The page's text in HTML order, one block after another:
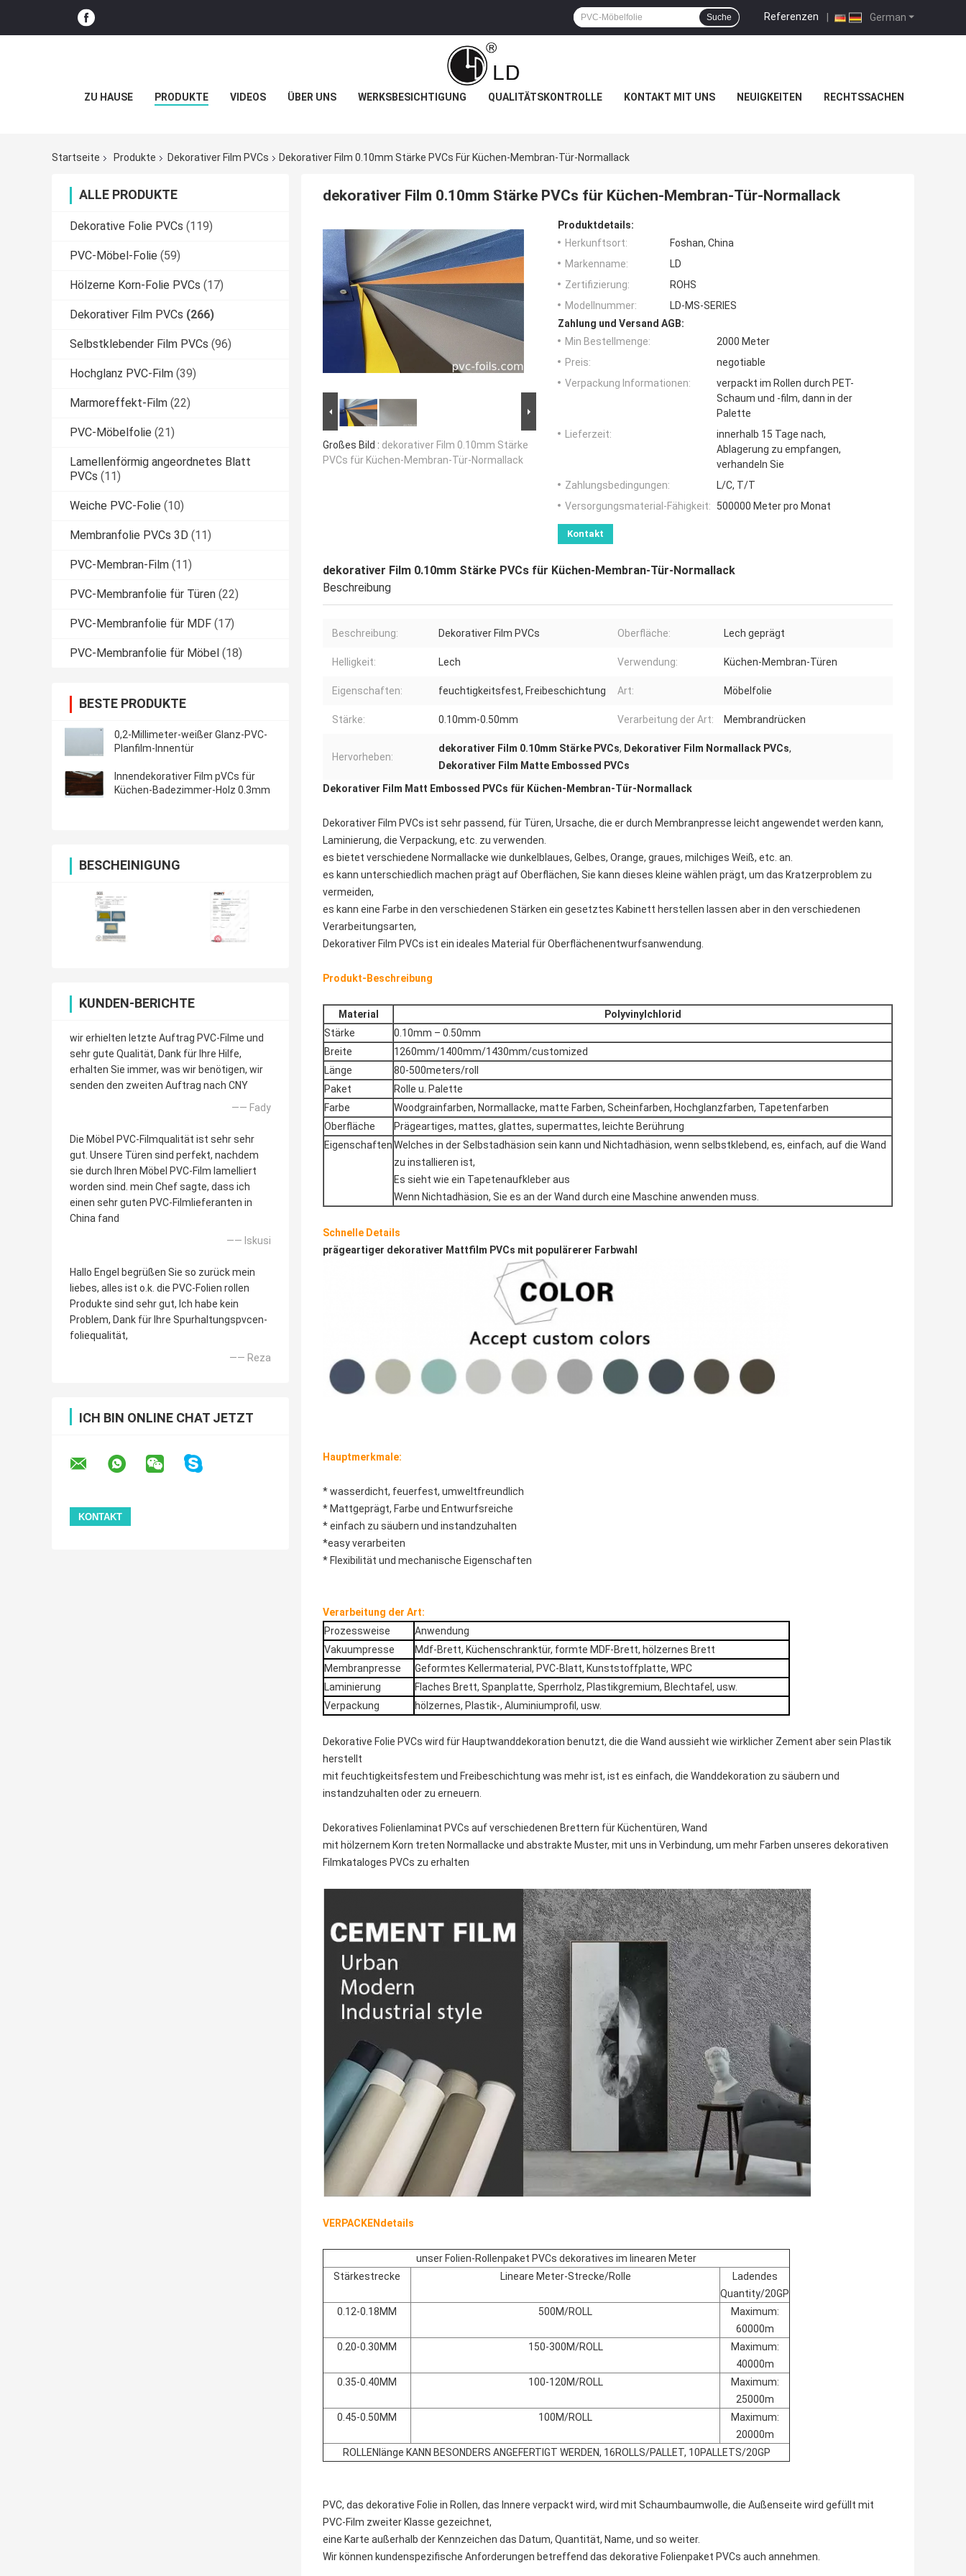
German
Referenzen |
Suche
ZU HAUSE PRODUKTE VIDEOS ÜBER UNS WERKSBESICHTIGUNG QUALITÄTSKONTROLLE KONTAKT MIT UNS NEUIGKEITEN RECHTSSACHEN
Startseite Produkte Dekorativer Film PVCs Dekorativer Film 0.10mm Stärke PVCs Für Küchen-Membran-Tür-Normallack
ALLE PRODUKTE
Dekorative Folie PVCs (119)
PVC-Möbel-Folie (59)
Hölzerne Korn-Folie PVCs (17)
Dekorativer Film PVCs (266)
Selbstklebender Film PVCs (96)
Hochglanz PVC-Film (39)
Marmoreffekt-Film (22)
PVC-Möbelfolie (21)
Lamellenförmig angeordnetes Blatt
PVCs (11)
Weiche PVC-Folie (10)
Membranfolie PVCs 3D (11)
PVC-Membran-Film (11)
PVC-Membranfolie für Türen (22)
PVC-Membranfolie für MDF (17)
PVC-Membranfolie für Möbel (18)
BESTE PRODUKTE
0,2-Millimeter-weißer Glanz-PVC-
Planfilm-Innentür
Innendekorativer Film pVCs für
Küchen-Badezimmer-Holz 0.3mm
BESCHEINIGUNG
KUNDEN-BERICHTE
wir erhielten letzte Auftrag PVC-Filme und
sehr gute Qualität, Dank für Ihre Hilfe,
erhalten Sie immer, was wir benötigen, wir
senden den zweiten Auftrag nach CNY
—— Fady
Die Möbel PVC-Filmqualität ist sehr sehr
gut. Unsere Türen sind perfekt, nachdem
sie durch Ihren Möbel PVC-Film lamelliert
worden sind. mein Chef sagte, dass ich
einen sehr guten PVC-Filmlieferanten in
China fand
—— Iskusi
Hallo Engel begrüßen Sie so zurück mein
liebes, alles ist o.k. die PVC-Folien rollen
Produkte sind sehr gut, Ich habe kein
Problem, Dank für Ihre Spurhaltungspvcen-
foliequalität,
—— Reza
ICH BIN ONLINE CHAT JETZT
dekorativer Film 0.10mm Stärke PVCs für Küchen-Membran-Tür-Normallack
Großes Bild : dekorativer Film 0.10mm Stärke
PVCs für Küchen-Membran-Tür-Normallack
Produktdetails:
Herkunftsort:
Foshan, China
Markenname:
LD
Zertifizierung:
ROHS
Modellnummer:
LD-MS-SERIES
Zahlung und Versand AGB:
Min Bestellmenge:
2000 Meter
Preis:
negotiable
Verpackung Informationen:
verpackt im Rollen durch PET-
Schaum und -film, dann in der
Palette
Lieferzeit:
innerhalb 15 Tage nach,
Ablagerung zu empfangen,
verhandeln Sie
Zahlungsbedingungen:
L/C, T/T
Versorgungsmaterial-Fähigkeit:
500000 Meter pro Monat
Kontakt
dekorativer Film 0.10mm Stärke PVCs für Küchen-Membran-Tür-Normallack
Beschreibung
Beschreibung: Dekorativer Film PVCs Oberfläche: Lech geprägt
Helligkeit: Lech Verwendung: Küchen-Membran-Türen
Eigenschaften: feuchtigkeitsfest, Freibeschichtung Art: Möbelfolie
Stärke: 0.10mm-0.50mm Verarbeitung der Art: Membrandrücken
Hervorheben:
dekorativer Film 0.10mm Stärke PVCs, Dekorativer Film Normallack PVCs,
Dekorativer Film Matte Embossed PVCs
Dekorativer Film Matt Embossed PVCs für Küchen-Membran-Tür-Normallack
Dekorativer Film PVCs ist sehr passend, für Türen, Ursache, die er durch Membranpresse leicht angewendet werden kann,
Laminierung, die Verpackung, etc. zu verwenden.
es bietet verschiedene Normallacke wie dunkelblaues, Gelbes, Orange, graues, milchiges Weiß, etc. an.
es kann unterschiedlich machen prägt auf Oberflächen, Sie kann dieses kleine wählen prägt, um das Kratzerproblem zu
vermeiden,
es kann eine Farbe in den verschiedenen Stärken ein gesetztes Kabinett herstellen lassen aber in den verschiedenen
Verarbeitungsarten,
Dekorativer Film PVCs ist ein ideales Material für Oberflächenentwurfsanwendung.
Produkt-Beschreibung
Material
Polyvinylchlorid
Stärke
0.10mm – 0.50mm
Breite
1260mm/1400mm/1430mm/customized
Länge
80-500meters/roll
Paket
Rolle u. Palette
Farbe
Woodgrainfarben, Normallacke, matte Farben, Scheinfarben, Hochglanzfarben, Tapetenfarben
Oberfläche
Prägeartiges, mattes, glattes, supermattes, leichte Berührung
EigenschaftenWelches in der Selbstadhäsion sein kann und Nichtadhäsion, wenn selbstklebend, es, einfach, auf die Wand
zu installieren ist,
Es sieht wie ein Tapetenaufkleber aus
Wenn Nichtadhäsion, Sie es an der Wand durch eine Maschine anwenden muss.
Schnelle Details
prägeartiger dekorativer Mattfilm PVCs mit populärerer Farbwahl
Hauptmerkmale:
* wasserdicht, feuerfest, umweltfreundlich
* Mattgeprägt, Farbe und Entwurfsreiche
* einfach zu säubern und instandzuhalten
*easy verarbeiten
* Flexibilität und mechanische Eigenschaften
Verarbeitung der Art:
Prozessweise
Anwendung
Vakuumpresse
Mdf-Brett, Küchenschranktür, formte MDF-Brett, hölzernes Brett
Membranpresse
Geformtes Kellermaterial, PVC-Blatt, Kunststoffplatte, WPC
Laminierung
Flaches Brett, Spanplatte, Sperrholz, Plastikgremium, Blechtafel, usw.
Verpackung
hölzernes, Plastik-, Aluminiumprofil, usw.
Dekorative Folie PVCs wird für Hauptwanddekoration benutzt, die die Wand aussieht wie wirklicher Zement aber sein Plastik
herstellt
mit feuchtigkeitsfestem und Freibeschichtung was mehr ist, ist es einfach, die Wanddekoration zu säubern und
instandzuhalten oder zu erneuern.
Dekoratives Folienlaminat PVCs auf verschiedenen Brettern für Küchentüren, Wand
mit hölzernem Korn treten Normallacke und abstrakte Muster, mit uns in Verbindung, um mehr Farben unseres dekorativen
Filmkataloges PVCs zu erhalten
VERPACKENdetails
unser Folien-Rollenpaket PVCs dekoratives im linearen Meter
Stärkestrecke
Lineare Meter-Strecke/Rolle
Ladendes
Quantity/20GP
0.12-0.18MM
500M/ROLL
Maximum:
60000m
0.20-0.30MM
150-300M/ROLL
Maximum:
40000m
0.35-0.40MM
100-120M/ROLL
Maximum:
25000m
0.45-0.50MM
100M/ROLL
Maximum:
20000m
ROLLENlänge KANN BESONDERS ANGEFERTIGT WERDEN, 16ROLLS/PALLET, 10PALLETS/20GP
PVC, das dekorative Folie in Rollen, das Innere verpackt wird, wird mit Schaumbaumwolle, die Außenseite wird gefüllt mit
PVC-Film zweiter Klasse gezeichnet,
eine Karte außerhalb der Kennzeichen das Datum, Quantität, Name, und so weiter.
Wir können kundenspezifische Anforderungen betreffend das dekorative Folienpaket PVCs auch annehmen.